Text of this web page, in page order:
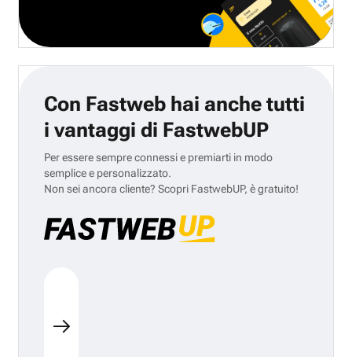
Con Fastweb hai anche tutti
i vantaggi di FastwebUP
Per essere sempre connessi e premiarti in modo
semplice e personalizzato.
Non sei ancora cliente? Scopri FastwebUP, è gratuito!